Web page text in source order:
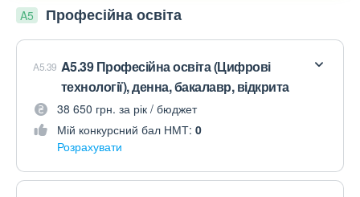
A5 Професійна освіта
A5.39 A5.39 Професійна освіта (Цифрові
технології), денна, бакалавр, відкрита
38 650 грн. за рік / бюджет
Мій конкурсний бал НМТ: 0
Розрахувати